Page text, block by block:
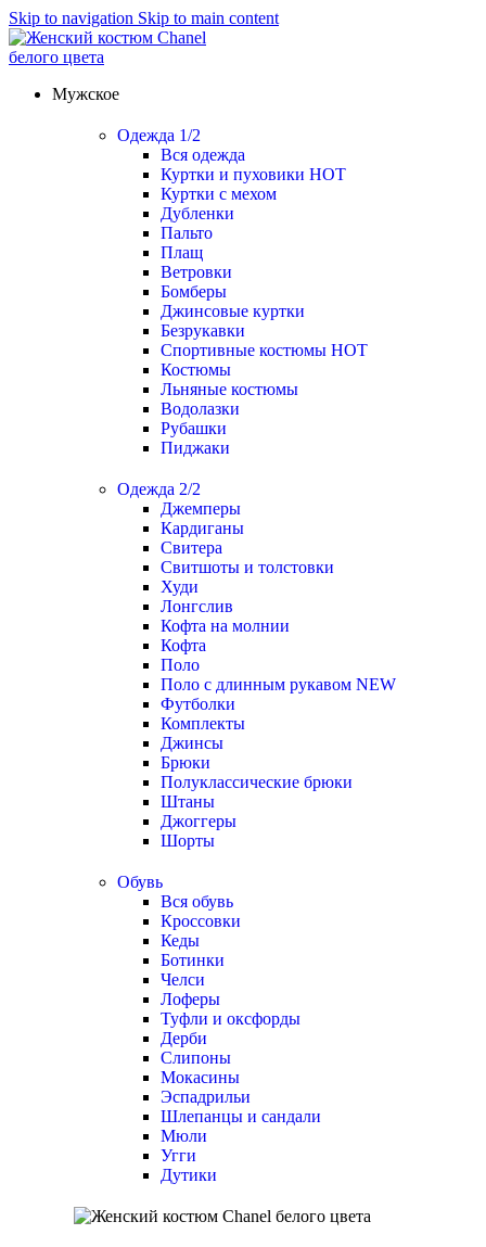
Skip to navigation Skip to main content
Мужское
Одежда 1/2
Вся одежда
Куртки и пуховики HOT
Куртки с мехом
Дубленки
Пальто
Плащ
Ветровки
Бомберы
Джинсовые куртки
Безрукавки
Спортивные костюмы HOT
Костюмы
Льняные костюмы
Водолазки
Рубашки
Пиджаки
Одежда 2/2
Джемперы
Кардиганы
Свитера
Свитшоты и толстовки
Худи
Лонгслив
Кофта на молнии
Кофта
Поло
Поло с длинным рукавом NEW
Футболки
Комплекты
Джинсы
Брюки
Полуклассические брюки
Штаны
Джоггеры
Шорты
Обувь
Вся обувь
Кроссовки
Кеды
Ботинки
Челси
Лоферы
Туфли и оксфорды
Дерби
Слипоны
Мокасины
Эспадрильи
Шлепанцы и сандали
Мюли
Угги
Дутики